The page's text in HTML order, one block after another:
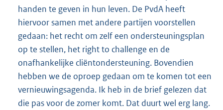
handen te geven in hun leven. De PvdA heeft
hiervoor samen met andere partijen voorstellen
gedaan: het recht om zelf een ondersteuningsplan
op te stellen, het right to challenge en de
onafhankelijke cliëntondersteuning. Bovendien
hebben we de oproep gedaan om te komen tot een
vernieuwingsagenda. Ik heb in de brief gelezen dat
die pas voor de zomer komt. Dat duurt wel erg lang.